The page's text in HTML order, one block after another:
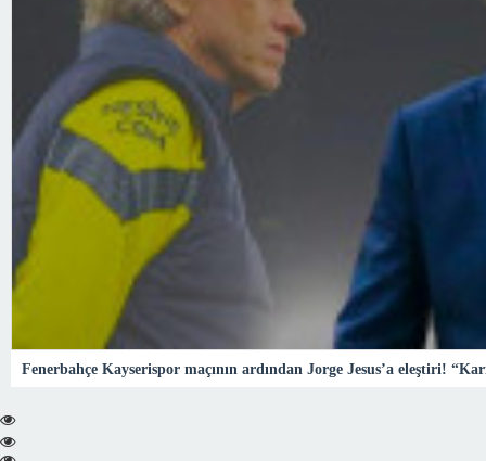
Fenerbahçe Kayserispor maçının ardından Jorge Jesus’a eleştiri!